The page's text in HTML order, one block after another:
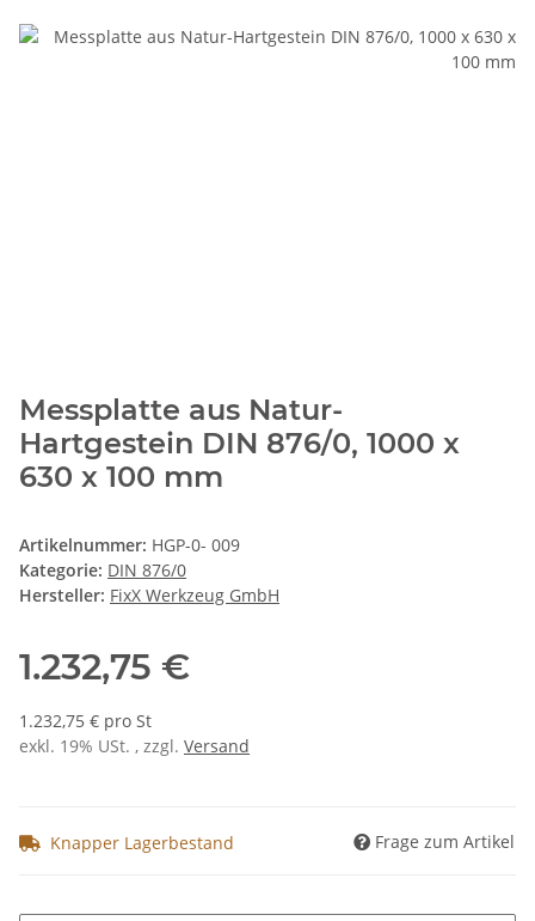
Messplatte aus Natur-
Hartgestein DIN 876/0, 1000 x
630 x 100 mm
Artikelnummer: HGP-0- 009
Kategorie: DIN 876/0
Hersteller: FixX Werkzeug GmbH
1.232,75 €
1.232,75 € pro St
exkl. 19% USt. , zzgl. Versand
Knapper Lagerbestand Frage zum Artikel